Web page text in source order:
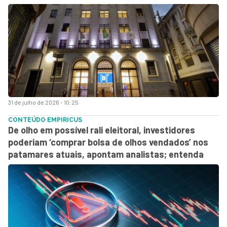
31 de julho de 2026 - 10:25
CONTEÚDO EMPIRICUS
De olho em possível rali eleitoral, investidores
poderiam ‘comprar bolsa de olhos vendados’ nos
patamares atuais, apontam analistas; entenda